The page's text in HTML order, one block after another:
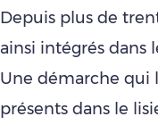
Depuis plus de
ainsi intégrés dans
Une démarche qui
présents dans le